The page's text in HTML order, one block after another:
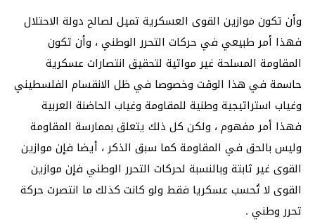
وأن تكون موازين القوى العسكرية تميل لصالح دولة الاحتلال
فهذا أمر طبيعي في حركات التحرر الوطني ، وأن تكون
المقاومة المسلحة غير مواتية لتحقيق انتصارات عسكرية
حاسمة في هذا الوقت وخصوصا في ظل الانقسام الفلسطيني
وغياب استراتيجية وطنية للمقاومة وغياب الحاضنة العربية
فهذا أمر مفهوم ، ولكن كل ذلك يتعلق بممارسة المقاومة
وليس بالحق في المقاومة كما سبق الذكر ، أيضا فإن موازين
القوى غير ثابتة وبالنسبة لحركات التحرر الوطني فإن موازين
القوى لا تُحسب عسكريا فقط ولو كانت كذلك ما انتصرت حركة
تحرر وطني .